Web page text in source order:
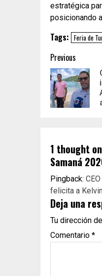
estratégica
posicionando
Tags: Feria de
Previous
1 thought
Samaná
Pingback:
felicita a
Deja una
Tu dirección
Comentario *